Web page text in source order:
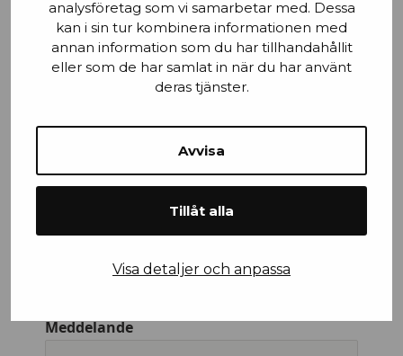
analysföretag som vi samarbetar med. Dessa
kan i sin tur kombinera informationen med
annan information som du har tillhandahållit
eller som de har samlat in när du har använt
deras tjänster.
Avvisa
Tillåt alla
Visa detaljer och anpassa
Företagsnamn
Meddelande